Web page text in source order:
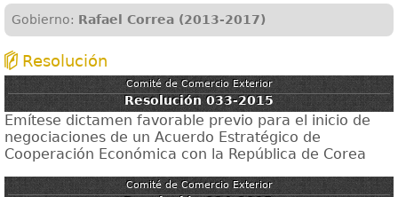
Gobierno: Rafael Correa (2013-2017)
Resolución
Comité de Comercio Exterior
Resolución 033-2015
Emítese dictamen favorable previo para el inicio de
negociaciones de un Acuerdo Estratégico de
Cooperación Económica con la República de Corea
Comité de Comercio Exterior